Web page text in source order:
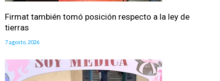
Firmat también tomó posición respecto a la ley de
tierras
7 agosto, 2026